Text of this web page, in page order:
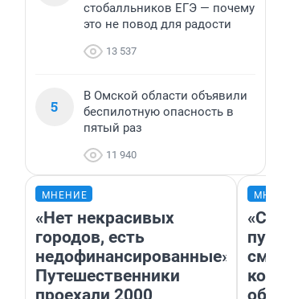
стобалльников ЕГЭ — почему
это не повод для радости
13 537
5
В Омской области объявили
беспилотную опасность в
пятый раз
11 940
МНЕНИЕ
«Нет некрасивых
городов, есть
недофинансированные».
Путешественники
проехали 2000